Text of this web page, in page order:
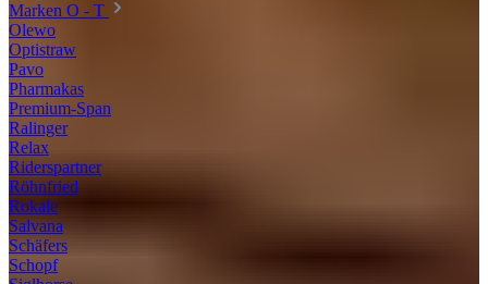
Marken O - T
Olewo
Optistraw
Pavo
Pharmakas
Premium-Span
Ralinger
Relax
Riderspartner
Röhnfried
Rokale
Salvana
Schäfers
Schopf